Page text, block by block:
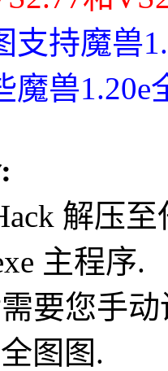
支持魔兽
魔兽1.20e
解压
主程序.
要您手
图图.